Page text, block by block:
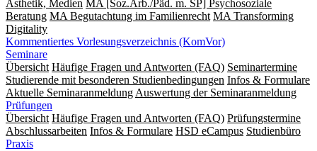
Ästhetik, Medien MA [Soz.Arb./Päd. m. SP] Psychosoziale
Beratung MA Begut­ach­tung im Fami­lien­recht MA Transforming
Digitality
Kommentiertes Vorlesungsverzeichnis (KomVor)
Seminare
Übersicht Häufige Fragen und Antworten (FAQ) Seminartermine
Studierende mit besonderen Studienbedingungen Infos & Formulare
Aktuelle Seminaranmeldung Auswertung der Seminaranmeldung
Prüfungen
Übersicht Häufige Fragen und Antworten (FAQ) Prüfungstermine
Abschlussarbeiten Infos & Formulare HSD eCampus Studienbüro
Praxis